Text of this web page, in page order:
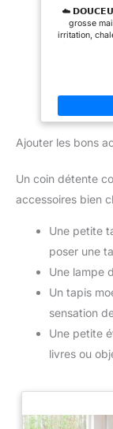
☁️
grosse
irritation,
cinéma —
𝗩𝗢𝗧𝗥𝗘 𝗗𝗘𝗖𝗢
teinte de
Deutsche
Ajouter les bons
Un coin détente
accessoires bien
Une petite
poser une
Une lampe
Un tapis
sensation
Une petite
livres ou